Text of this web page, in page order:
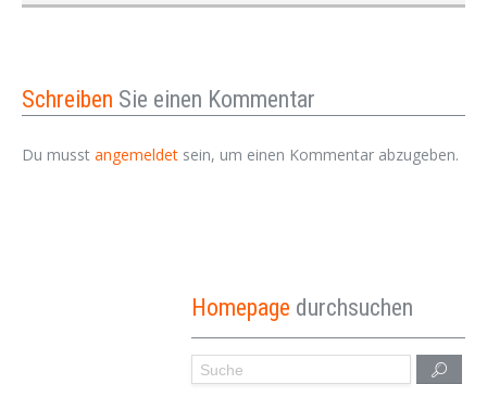
Schreiben Sie einen Kommentar
Du musst angemeldet sein, um einen Kommentar abzugeben.
Homepage durchsuchen